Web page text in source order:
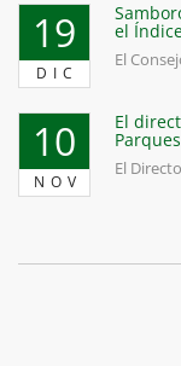
19
DIC
el
El
10
NOV
El
El